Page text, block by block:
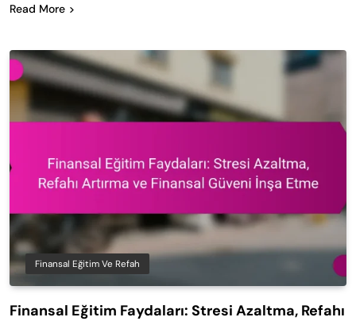
Read More
Finansal Eğitim Ve Refah
Finansal Eğitim Faydaları: Stresi Azaltma, Refahı